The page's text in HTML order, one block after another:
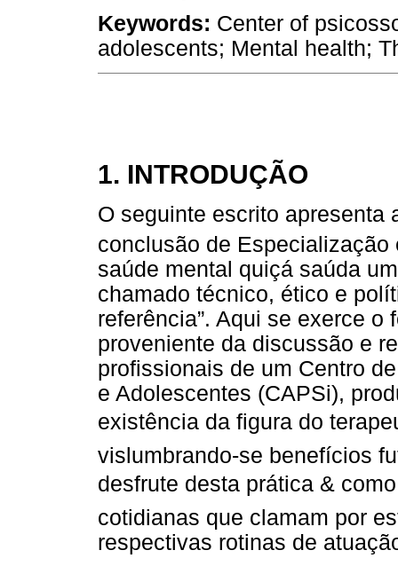
Keywords: Center of
adolescents; Mental health;
1. INTRODUÇÃO
O seguinte escrito apresenta
conclusão de Especialização
saúde mental quiçá saúda
chamado técnico, ético e
referência”. Aqui se exerce
proveniente da discussão e
profissionais de um Centro
e Adolescentes (CAPSi),
existência da figura do
vislumbrando-se benefícios
desfrute desta prática &
cotidianas que clamam por
respectivas rotinas de